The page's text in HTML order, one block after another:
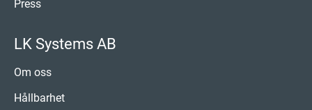
Press
LK Systems AB
Om oss
Hållbarhet